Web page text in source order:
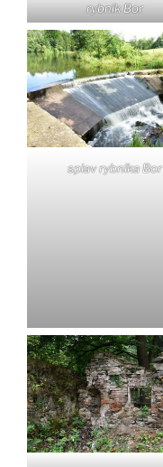
rybník Bor
splav rybníka Bor